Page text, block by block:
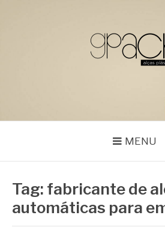
MENU
Tag: fabricante de
automáticas para